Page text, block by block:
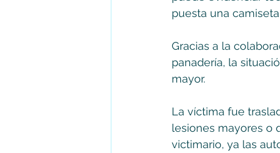
puesta una
Gracias a la
panadería, la
mayor.
La víctima fue
lesiones mayores o
victimario, ya las